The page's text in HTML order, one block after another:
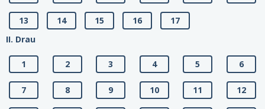
13 14 15 16
17
II. Drau
1 2 3 4 5 6
7 8 9 10 11 12